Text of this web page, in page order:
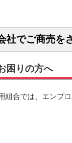
社でご商売を
困りの方へ
組合では、エンプ